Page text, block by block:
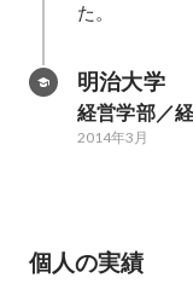
た。
明治大学
経営学部／
2014年3月
個人の実績